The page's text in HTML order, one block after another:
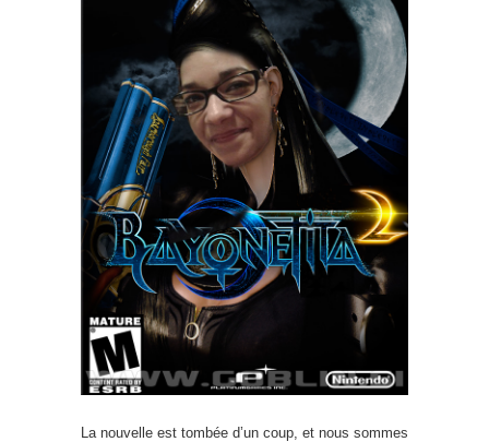
La nouvelle est tombée d’un coup, et nous sommes